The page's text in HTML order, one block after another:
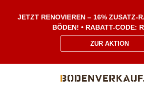
JETZT RENOVIEREN – 16% ZUSATZ-
BÖDEN! • RABATT-CODE:
ZUR AKTION